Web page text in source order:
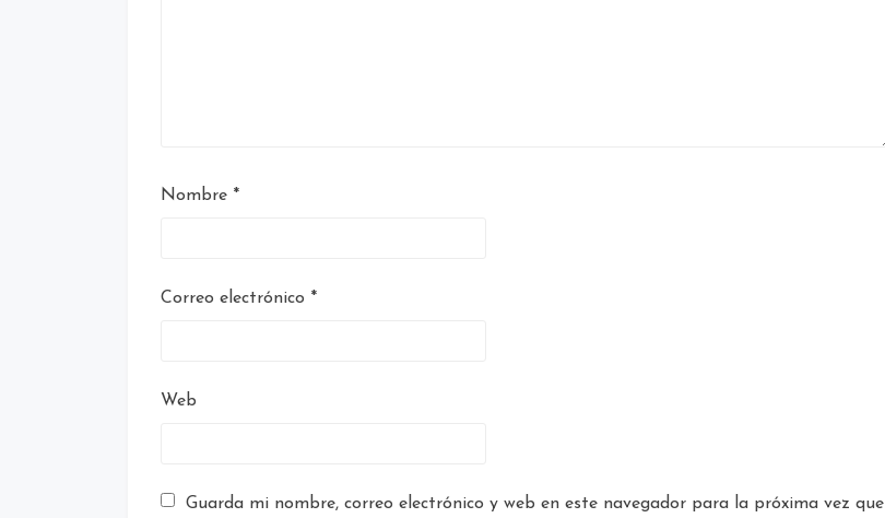
Nombre *
Correo electrónico *
Web
Guarda mi nombre, correo electrónico y web en este navegador para la próxima vez que